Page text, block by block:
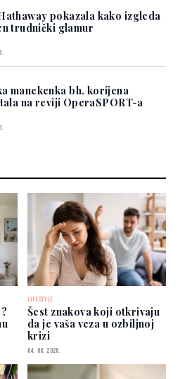
pokazala kako izgleda
trudnički glamur
manekenka bh. korijena
na reviji OperaSPORT-a
LIFESTYLE
Šest znakova koji otkrivaju
da je vaša veza u ozbiljnoj
krizi
04. 08. 2026.